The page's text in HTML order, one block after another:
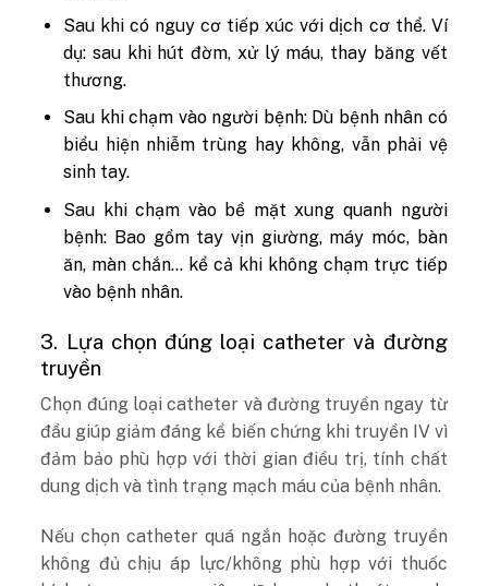
Sau khi có nguy cơ tiếp xúc với dịch cơ thể. Ví
dụ: sau khi hút đờm, xử lý máu, thay băng vết
thương.
Sau khi chạm vào người bệnh: Dù bệnh nhân có
biểu hiện nhiễm trùng hay không, vẫn phải vệ
sinh tay.
Sau khi chạm vào bề mặt xung quanh người
bệnh: Bao gồm tay vịn giường, máy móc, bàn
ăn, màn chắn… kể cả khi không chạm trực tiếp
vào bệnh nhân.
3. Lựa chọn đúng loại catheter và đường
truyền
Chọn đúng loại catheter và đường truyền ngay từ
đầu giúp giảm đáng kể biến chứng khi truyền IV vì
đảm bảo phù hợp với thời gian điều trị, tính chất
dung dịch và tình trạng mạch máu của bệnh nhân.
Nếu chọn catheter quá ngắn hoặc đường truyền
không đủ chịu áp lực/không phù hợp với thuốc